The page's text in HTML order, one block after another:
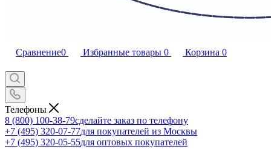
Сравнение0 Избранные товары 0 Корзина 0
Телефоны
8 (800) 100-38-79сделайте заказ по телефону
+7 (495) 320-07-77для покупателей из Москвы
+7 (495) 320-05-55для оптовых покупателей